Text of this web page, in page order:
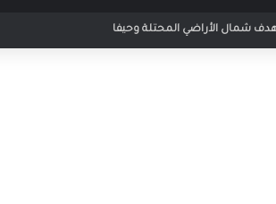
شمال الأراضي المحتلة وحيفا